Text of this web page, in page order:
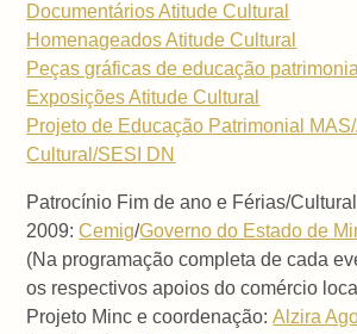
Documentários Atitude Cultural
Homenageados Atitude Cultural
Peças gráficas de educação patrimonial
Exposições Atitude Cultural
Projeto de Educação Patrimonial
Cultural/SESI DN
Patrocínio Fim de ano e Férias/Cultural
2009:Cemig/Governo do Estado de
(Na programação completa de cada
os respectivos apoios do comércio
Projeto Minc e coordenação:Alzira